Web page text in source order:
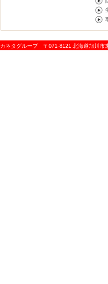
カネタグループ 〒071-8121 北海道旭川